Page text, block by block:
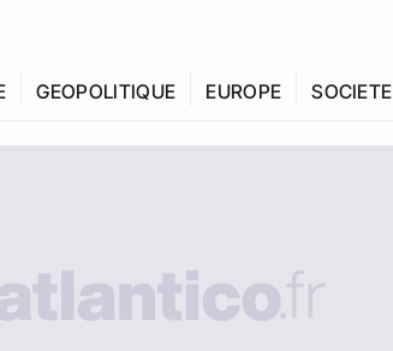
GEOPOLITIQUE EUROPE SOCIETE